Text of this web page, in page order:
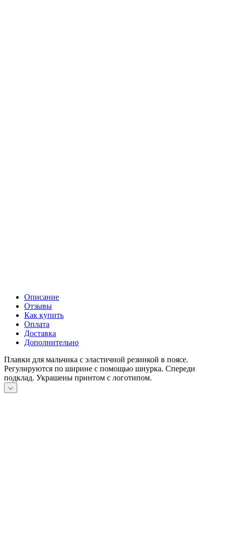
Описание
Отзывы
Как купить
Оплата
Доставка
Дополнительно
Плавки для мальчика с эластичной резинкой в поясе.
Регулируются по ширине с помощью шнурка. Спереди
подклад. Украшены принтом с логотипом.